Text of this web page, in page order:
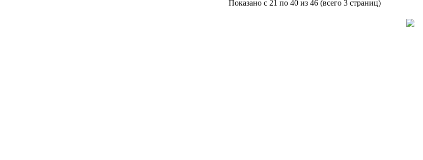
Показано с 21 по 40 из 46 (всего 3 страниц)